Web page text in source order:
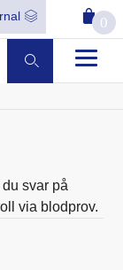
0
svar på
via blodprov.